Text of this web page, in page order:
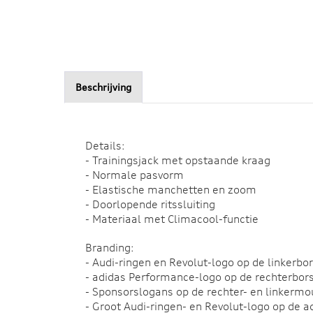
Beschrijving
Details:
- Trainingsjack met opstaande kraag
- Normale pasvorm
- Elastische manchetten en zoom
- Doorlopende ritssluiting
- Materiaal met Climacool-functie
Branding:
- Audi-ringen en Revolut-logo op de
- adidas Performance-logo op de
- Sponsorslogans op de rechter- en
- Groot Audi-ringen- en Revolut-logo op de